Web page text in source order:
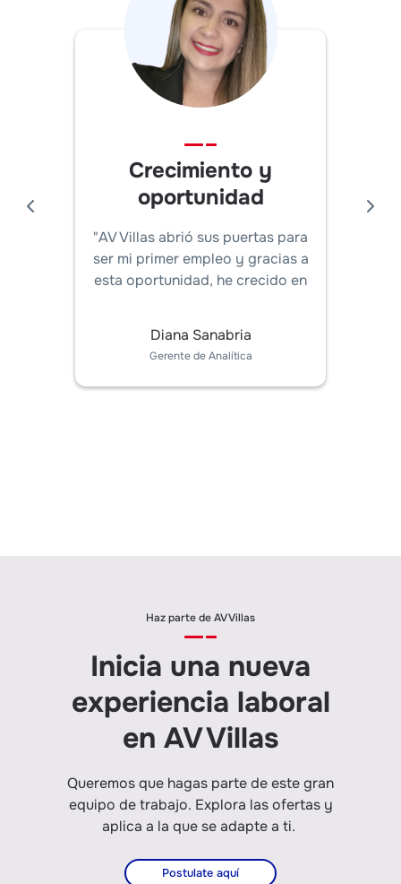
Crecimiento y
oportunidad
"AV Villas abrió sus puertas para
ser mi primer empleo y gracias a
esta oportunidad, he crecido en
Diana Sanabria
Gerente de Analítica
Haz parte de AV Villas
Inicia una nueva
experiencia laboral
en AV Villas
Queremos que hagas parte de este gran
equipo de trabajo. Explora las ofertas y
aplica a la que se adapte a ti.
Postulate aquí